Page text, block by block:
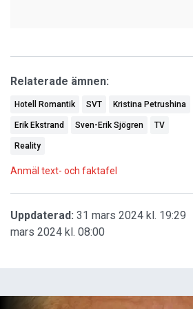
Relaterade ämnen:
Hotell Romantik SVT Kristina Petrushina
Erik Ekstrand Sven-Erik Sjögren TV
Reality
Anmäl text- och faktafel
Uppdaterad: 31 mars 2024 kl. 19:29
mars 2024 kl. 08:00